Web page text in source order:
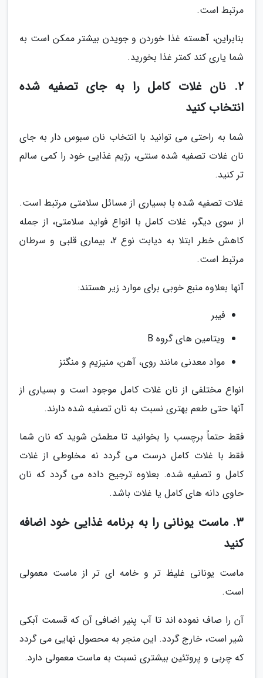
مرتبط است.
بنابراین، آهسته غذا خوردن و جویدن بیشتر ممکن است به
شما یاری کند کمتر غذا بخورید.
2. نان غلات کامل را به جای تصفیه شده
انتخاب کنید
شما به راحتی می توانید با انتخاب نان سبوس دار به جای
نان غلات تصفیه شده سنتی، رژیم غذایی خود را کمی سالم
تر کنید.
غلات تصفیه شده با بسیاری از مسائل سلامتی مرتبط است.
از سوی دیگر، غلات کامل با انواع فواید سلامتی، از جمله
کاهش خطر ابتلا به دیابت نوع 2، بیماری قلبی و سرطان
مرتبط است.
آنها بعلاوه منبع خوبی برای موارد زیر هستند:
فیبر
ویتامین های گروه B
مواد معدنی مانند روی، آهن، منیزیم و منگنز
انواع مختلفی از نان غلات کامل موجود است و بسیاری از
آنها حتی طعم بهتری نسبت به نان تصفیه شده دارند.
فقط حتماً برچسب را بخوانید تا مطمئن شوید که نان شما
فقط با غلات کامل درست می گردد نه مخلوطی از غلات
کامل و تصفیه شده. بعلاوه ترجیح داده می گردد که نان
حاوی دانه های کامل یا غلات باشد.
3. ماست یونانی را به برنامه غذایی خود اضافه
کنید
ماست یونانی غلیظ تر و خامه ای تر از ماست معمولی
است.
آن را صاف نموده اند تا آب پنیر اضافی آن که قسمت آبکی
شیر است، خارج گردد. این منجر به محصول نهایی می گردد
که چربی و پروتئین بیشتری نسبت به ماست معمولی دارد.